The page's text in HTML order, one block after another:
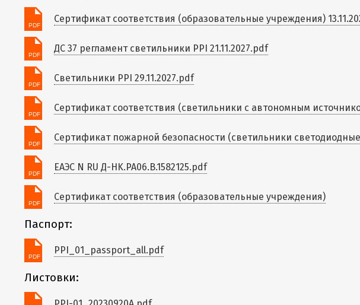
Сертификат соответствия (образовательные учреждения)
ДС 37 регламент светильники PPI 21.11.2027.pdf
Светильники PPI 29.11.2027.pdf
Сертификат соответствия (светильники с автономным
Сертификат пожарной безопасности (светильники
ЕАЭС N RU Д-HK.РА06.В.1582125.pdf
Сертификат соответствия (образовательные учреждения)
Паспорт:
PPI_01_passport_all.pdf
Листовки: